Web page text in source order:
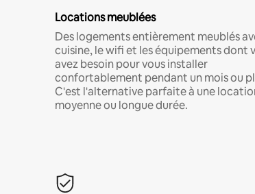
Locations meublées
Des logements entièrement meublés
cuisine, le wifi et les équipements dont
avez besoin pour vous installer
confortablement pendant un mois ou
C'est l'alternative parfaite à une
moyenne ou longue durée.